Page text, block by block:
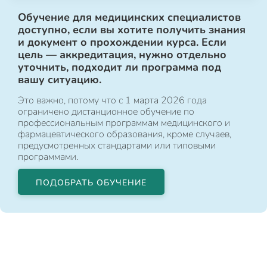
Обучение для медицинских специалистов
доступно, если вы хотите получить знания
и документ о прохождении курса. Если
цель — аккредитация, нужно отдельно
уточнить, подходит ли программа под
вашу ситуацию.
Это важно, потому что с 1 марта 2026 года
ограничено дистанционное обучение по
профессиональным программам медицинского и
фармацевтического образования, кроме случаев,
предусмотренных стандартами или типовыми
программами.
ПОДОБРАТЬ ОБУЧЕНИЕ